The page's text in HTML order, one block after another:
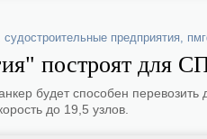
судостроительные предприятия,
построят для
будет способен
до 19,5 узлов.